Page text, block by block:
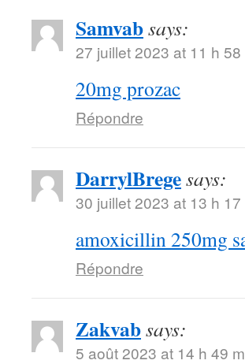
Samvabsays:
27 juillet 2023 at 11 h 58
20mg prozac
Répondre
DarrylBregesays:
30 juillet 2023 at 13 h 17
amoxicillin 250mg
Répondre
Zakvabsays:
5 août 2023 at 14 h 49